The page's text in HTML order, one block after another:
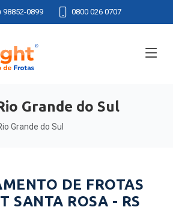
98852-0899 0800 026 0707
Grande do Sul
Grande do Sul
DE FROTAS
SANTA ROSA - RS